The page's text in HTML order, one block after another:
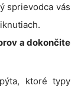
sprievodca vás
a dokončite
ktoré typy